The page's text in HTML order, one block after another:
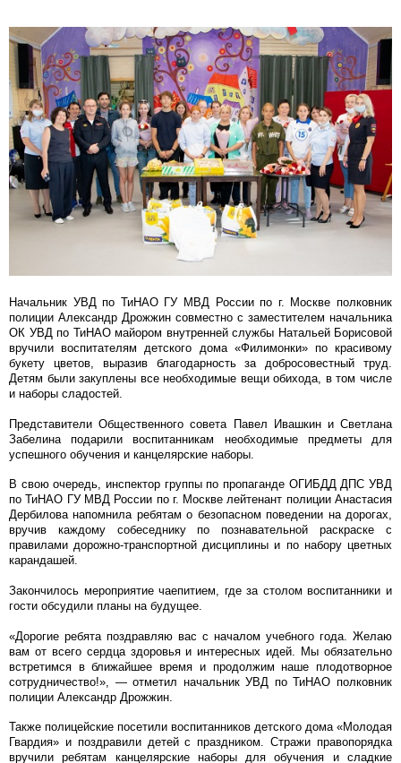
Начальник УВД по ТиНАО ГУ МВД России по г. Москве полковник
полиции Александр Дрожжин совместно с заместителем начальника
ОК УВД по ТиНАО майором внутренней службы Натальей Борисовой
вручили воспитателям детского дома «Филимонки» по красивому
букету цветов, выразив благодарность за добросовестный труд.
Детям были закуплены все необходимые вещи обихода, в том числе
и наборы сладостей.
Представители Общественного совета Павел Ивашкин и Светлана
Забелина подарили воспитанникам необходимые предметы для
успешного обучения и канцелярские наборы.
В свою очередь, инспектор группы по пропаганде ОГИБДД ДПС УВД
по ТиНАО ГУ МВД России по г. Москве лейтенант полиции Анастасия
Дербилова напомнила ребятам о безопасном поведении на дорогах,
вручив каждому собеседнику по познавательной раскраске с
правилами дорожно-транспортной дисциплины и по набору цветных
карандашей.
Закончилось мероприятие чаепитием, где за столом воспитанники и
гости обсудили планы на будущее.
«Дорогие ребята поздравляю вас с началом учебного года. Желаю
вам от всего сердца здоровья и интересных идей. Мы обязательно
встретимся в ближайшее время и продолжим наше плодотворное
сотрудничество!», — отметил начальник УВД по ТиНАО полковник
полиции Александр Дрожжин.
Также полицейские посетили воспитанников детского дома «Молодая
Гвардия» и поздравили детей с праздником. Стражи правопорядка
вручили ребятам канцелярские наборы для обучения и сладкие